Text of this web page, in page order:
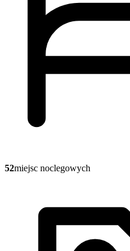
52miejsc noclegowych